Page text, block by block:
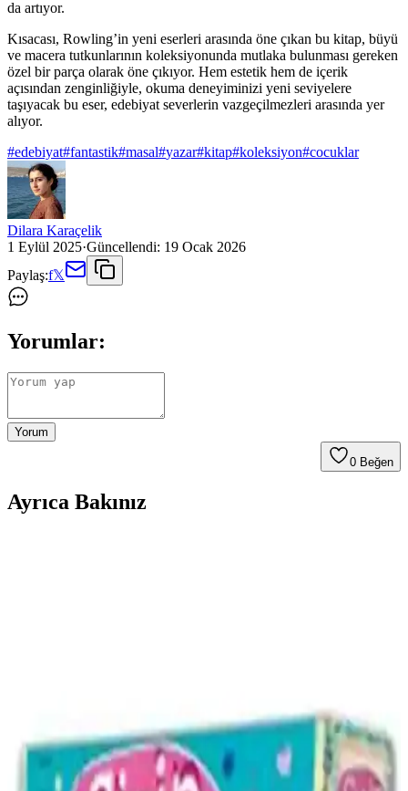
da artıyor.
Kısacası, Rowling’in yeni eserleri arasında öne çıkan bu kitap, büyü
ve macera tutkunlarının koleksiyonunda mutlaka bulunması gereken
özel bir parça olarak öne çıkıyor. Hem estetik hem de içerik
açısından zenginliğiyle, okuma deneyiminizi yeni seviyelere
taşıyacak bu eser, edebiyat severlerin vazgeçilmezleri arasında yer
alıyor.
#edebiyat#fantastik#masal#yazar#kitap#koleksiyon#cocuklar
Dilara Karaçelik
1 Eylül 2025·Güncellendi: 19 Ocak 2026
Paylaş:f𝕏
Yorumlar:
Yorum
0 Beğen
Ayrıca Bakınız
Zülfü Livaneli'nin Engereğin Gözü ve Kaplanın Sırtında eserleri,
tarih ve psikoloji odaklı detaylı bir karşılaştırma ile anlatılıyor,
yazarın dil ve anlatım özellikleri öne çıkarılıyor.